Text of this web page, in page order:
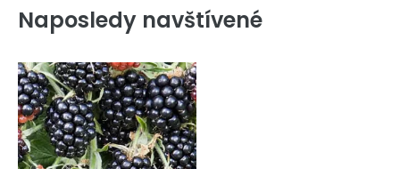
Naposledy navštívené